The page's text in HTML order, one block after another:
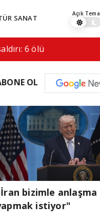
SANAT
bir…
OL
bizimle anlaşma
istiyor"